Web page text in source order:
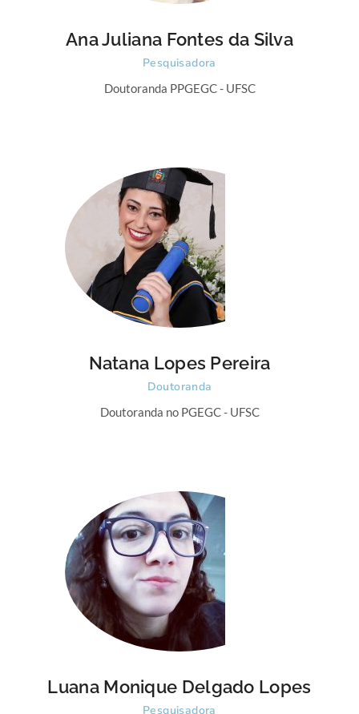
Ana Juliana Fontes da Silva
Pesquisadora
Doutoranda PPGEGC - UFSC
Natana Lopes Pereira
Doutoranda
Doutoranda no PGEGC - UFSC
Luana Monique Delgado Lopes
Pesquisadora